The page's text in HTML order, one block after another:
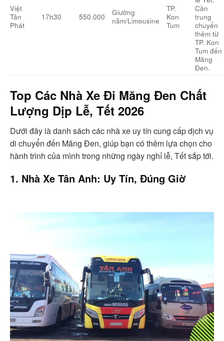
Việt
Tân
Phát
17h30 550.000
Giường
nằm/Limousine
TP.
Kon
Tum
Cần
trung
chuyển
thêm từ
TP. Kon
Tum đến
Măng
Đen.
Top Các Nhà Xe Đi Măng Đen Chất
Lượng Dịp Lễ, Tết 2026
Dưới đây là danh sách các nhà xe uy tín cung cấp dịch vụ
di chuyển đến Măng Đen, giúp bạn có thêm lựa chọn cho
hành trình của mình trong những ngày nghỉ lễ, Tết sắp tới.
1. Nhà Xe Tân Anh: Uy Tín, Đúng Giờ